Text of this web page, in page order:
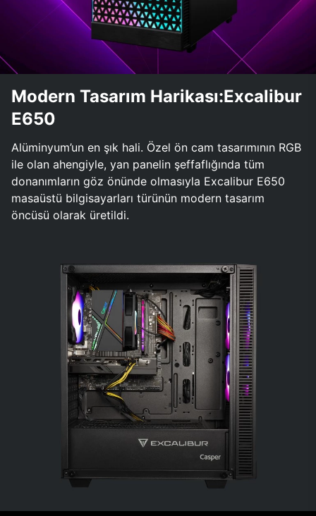
Modern Tasarım Harikası:Excalibur
E650
Alüminyum’un en şık hali. Özel ön cam tasarımının RGB
ile olan ahengiyle, yan panelin şeffaflığında tüm
donanımların göz önünde olmasıyla Excalibur E650
masaüstü bilgisayarları türünün modern tasarım
öncüsü olarak üretildi.